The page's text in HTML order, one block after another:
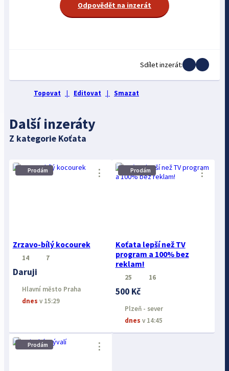
Odpovědět na inzerát
Sdílet inzerát:
Topovat | Editovat | Smazat
Další inzeráty
Z kategorie Koťata
Prodám
Zrzavo-bílý kocourek
⋮
14 7
Daruji
Hlavní město Praha
dnes v 15:29
Prodám
Koťata lepší než TV
program a 100% bez
reklam!
⋮
25 16
500 Kč
Plzeň - sever
dnes v 14:45
Prodám ⋮